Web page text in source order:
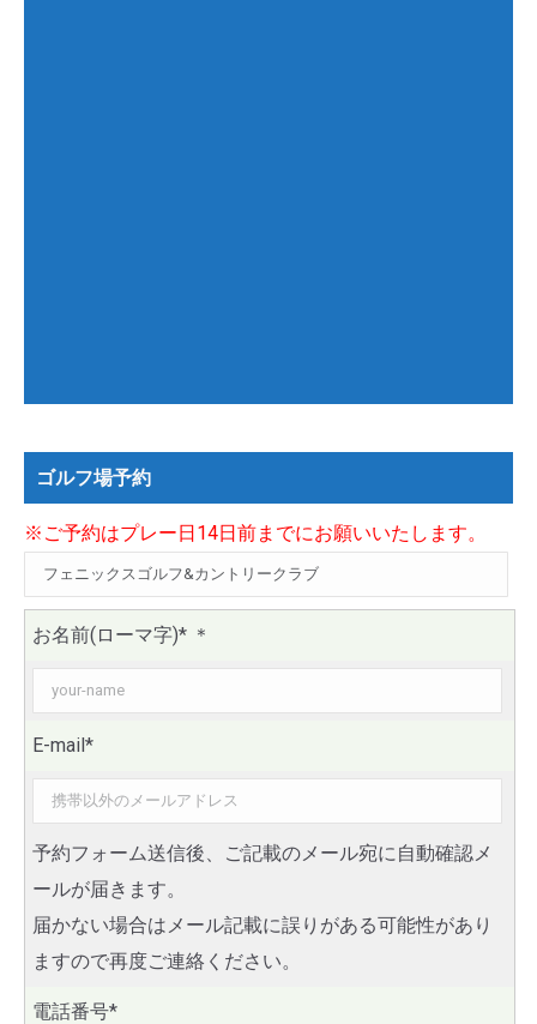
ゴルフ場予約
※ご予約はプレー日14日前までにお願いいたします。
お名前(ローマ字)* ＊
E-mail*
予約フォーム送信後、ご記載のメール宛に自動確認メ
ールが届きます。
届かない場合はメール記載に誤りがある可能性があり
ますので再度ご連絡ください。
電話番号*